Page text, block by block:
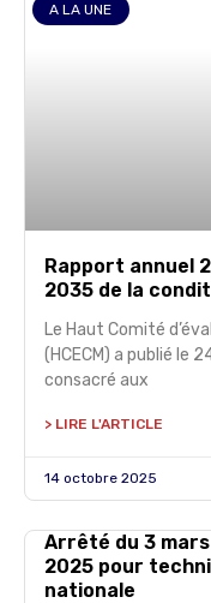
A LA UNE
Rapport annuel
2035 de la
Le Haut Comité
(HCECM) a publié le
consacré aux
> LIRE L'ARTICLE
14 octobre 2025
Arrêté du 3
2025 pour
nationale